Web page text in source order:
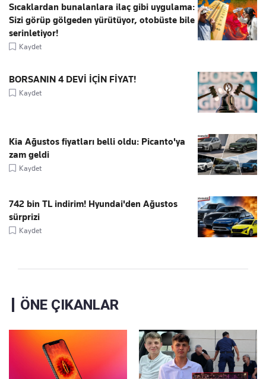
Sıcaklardan bunalanlara ilaç gibi uygulama:
Sizi görüp gölgeden yürütüyor, otobüste bile
serinletiyor!
Kaydet
BORSANIN 4 DEVİ İÇİN FİYAT!
Kaydet
Kia Ağustos fiyatları belli oldu: Picanto'ya
zam geldi
Kaydet
742 bin TL indirim! Hyundai'den Ağustos
sürprizi
Kaydet
ÖNE ÇIKANLAR